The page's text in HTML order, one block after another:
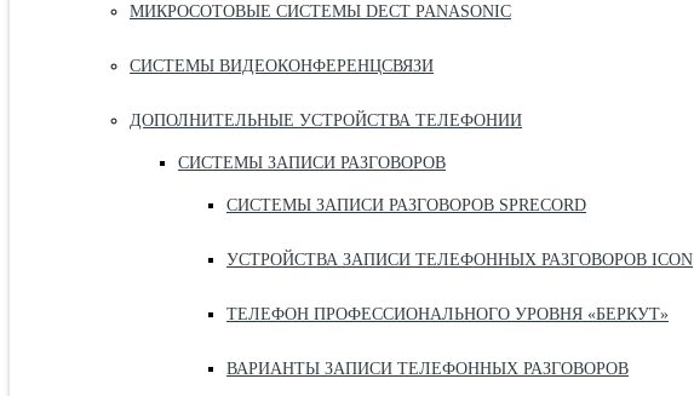
МИКРОСОТОВЫЕ СИСТЕМЫ DECT PANASONIC
СИСТЕМЫ ВИДЕОКОНФЕРЕНЦСВЯЗИ
ДОПОЛНИТЕЛЬНЫЕ УСТРОЙСТВА ТЕЛЕФОНИИ
СИСТЕМЫ ЗАПИСИ РАЗГОВОРОВ
СИСТЕМЫ ЗАПИСИ РАЗГОВОРОВ SPRECORD
УСТРОЙСТВА ЗАПИСИ ТЕЛЕФОННЫХ РАЗГОВОРОВ ICON
ТЕЛЕФОН ПРОФЕССИОНАЛЬНОГО УРОВНЯ «БЕРКУТ»
ВАРИАНТЫ ЗАПИСИ ТЕЛЕФОННЫХ РАЗГОВОРОВ